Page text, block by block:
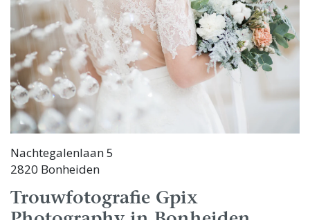
Nachtegalenlaan 5
2820 Bonheiden
Trouwfotografie Gpix